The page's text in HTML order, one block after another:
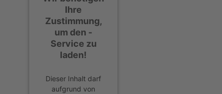
Ihre
Zustimmung,
um den -
Service zu
laden!
Dieser Inhalt darf
aufgrund von